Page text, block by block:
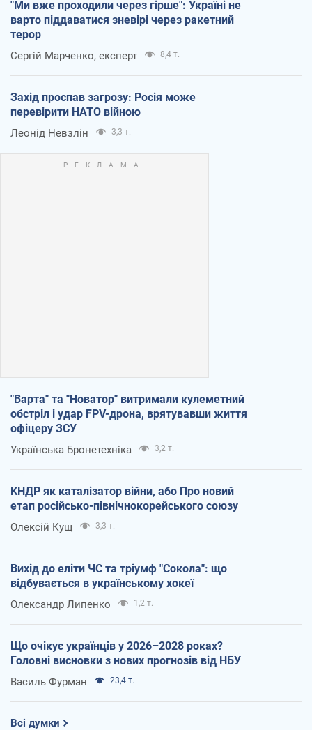
"Ми вже проходили через гірше": Україні не
варто піддаватися зневірі через ракетний
терор
Сергій Марченко, експерт 8,4 т.
Захід проспав загрозу: Росія може
перевірити НАТО війною
Леонід Невзлін 3,3 т.
"Варта" та "Новатор" витримали кулеметний
обстріл і удар FPV-дрона, врятувавши життя
офіцеру ЗСУ
Українська Бронетехніка 3,2 т.
КНДР як каталізатор війни, або Про новий
етап російсько-північнокорейського союзу
Олексій Кущ 3,3 т.
Вихід до еліти ЧС та тріумф "Сокола": що
відбувається в українському хокеї
Олександр Липенко 1,2 т.
Що очікує українців у 2026–2028 роках?
Головні висновки з нових прогнозів від НБУ
Василь Фурман 23,4 т.
Всі думки